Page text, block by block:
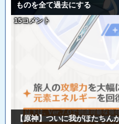
ものを全て過去にする
15コメント
【原神】ついに我がほたちん